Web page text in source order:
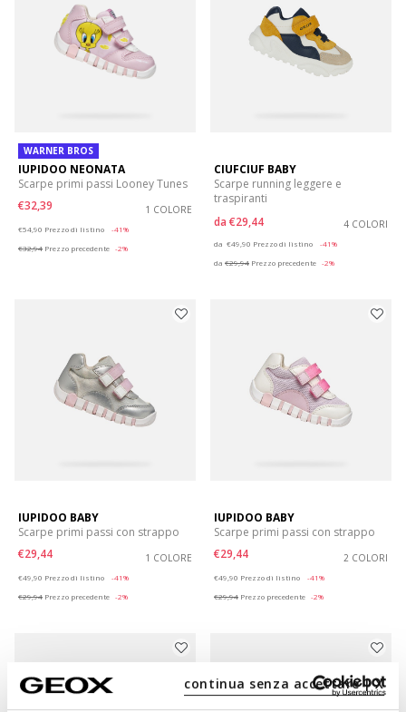
continua senza accettare | X
WARNER BROS
IUPIDOO NEONATA
Scarpe primi passi Looney Tunes
€32,39
1 COLORE
€54,90 Prezzo di listino
-41%
€32,94 Prezzo precedente -2%
CIUFCIUF BABY
Scarpe running leggere e
traspiranti
da €29,44 4 COLORI
da €49,90 Prezzo di listino
-41%
da €29,94 Prezzo precedente -2%
IUPIDOO BABY
Scarpe primi passi con strappo
€29,44
1 COLORE
€49,90 Prezzo di listino
-41%
€29,94 Prezzo precedente -2%
IUPIDOO BABY
Scarpe primi passi con strappo
€29,44
2 COLORI
€49,90 Prezzo di listino
-41%
€29,94 Prezzo precedente -2%